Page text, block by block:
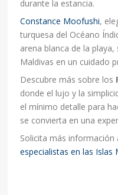
durante la estancia.
Constance Moofushi,
turquesa del Océano
arena blanca de la
Maldivas en un cuidado
Descubre más sobre los
donde el lujo y la
el mínimo detalle para
se convierta en una
Solicita más
especialistas en las Islas